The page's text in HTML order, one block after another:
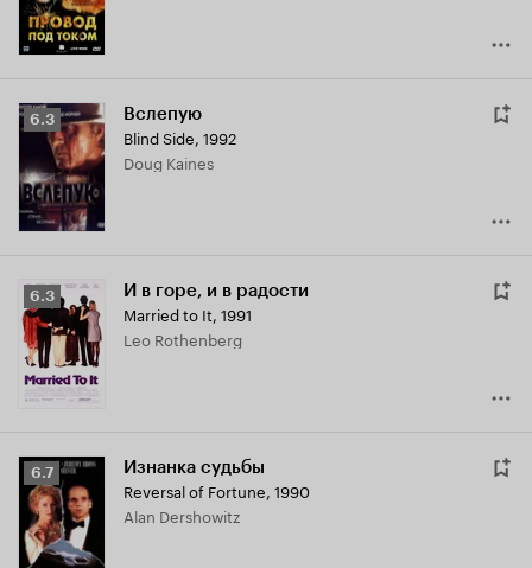
Рейтинг
Кинопоиска
6.3
6.3 Вслепую
Blind Side, 1992
Doug Kaines
Рейтинг
Кинопоиска
6.3
6.3 И в горе, и в радости
Married to It, 1991
Leo Rothenberg
Рейтинг
Кинопоиска
6.7
6.7 Изнанка судьбы
Reversal of Fortune, 1990
Alan Dershowitz